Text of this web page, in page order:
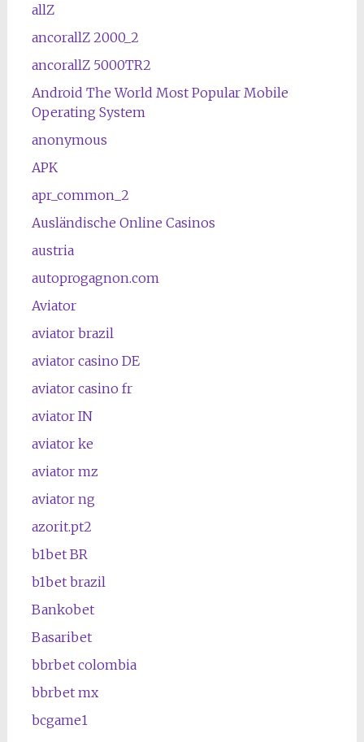
allZ
ancorallZ 2000_2
ancorallZ 5000TR2
Android The World Most Popular Mobile
Operating System
anonymous
APK
apr_common_2
Ausländische Online Casinos
austria
autoprogagnon.com
Aviator
aviator brazil
aviator casino DE
aviator casino fr
aviator IN
aviator ke
aviator mz
aviator ng
azorit.pt2
b1bet BR
b1bet brazil
Bankobet
Basaribet
bbrbet colombia
bbrbet mx
bcgame1